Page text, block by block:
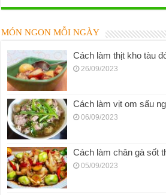
MÓN NGON MỖI NGÀY
Cách làm thịt kho tàu
26/09/2023
Cách làm vịt om sấu
06/09/2023
Cách làm chân gà sốt
05/09/2023